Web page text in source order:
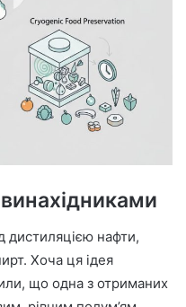
дистиляцією нафти,
Хоча ця ідея
що одна з отриманих